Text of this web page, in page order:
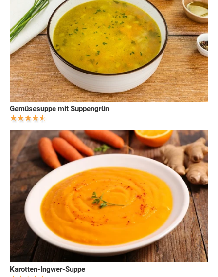
Gemüsesuppe mit Suppengrün
Karotten-Ingwer-Suppe